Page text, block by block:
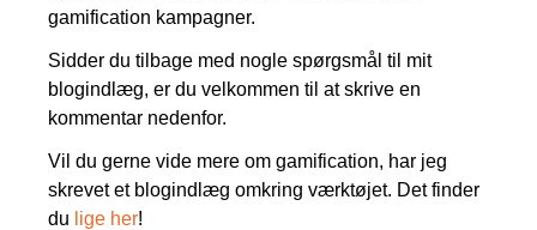
gamification kampagner.
Sidder du tilbage med nogle spørgsmål til mit
blogindlæg, er du velkommen til at skrive en
kommentar nedenfor.
Vil du gerne vide mere om gamification, har jeg
skrevet et blogindlæg omkring værktøjet. Det finder
du lige her!